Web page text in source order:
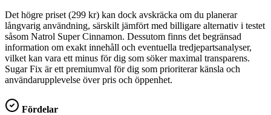
Det högre priset (299 kr) kan dock avskräcka om du planerar
långvarig användning, särskilt jämfört med billigare alternativ i testet
såsom Natrol Super Cinnamon. Dessutom finns det begränsad
information om exakt innehåll och eventuella tredjepartsanalyser,
vilket kan vara ett minus för dig som söker maximal transparens.
Sugar Fix är ett premiumval för dig som prioriterar känsla och
användarupplevelse över pris och öppenhet.
Fördelar